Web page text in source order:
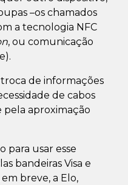
–os chamados
a tecnologia NFC
, ou comunicação
de informações
de cabos
pela aproximação
para usar esse
bandeiras Visa e
breve, a Elo,